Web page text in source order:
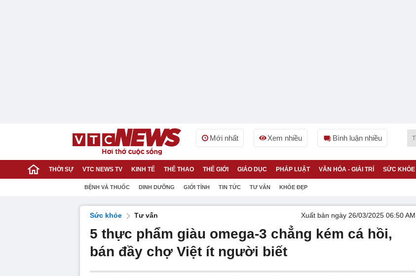
Mới nhất Xem nhiều Bình luận nhiều
THỜI SỰ VTC NEWS TV KINH TẾ THỂ THAO THẾ GIỚI GIÁO DỤC PHÁP LUẬT VĂN HÓA - GIẢI TRÍ SỨC KHỎE
BỆNH VÀ THUỐC DINH DƯỠNG GIỚI TÍNH TIN TỨC TƯ VẤN KHỎE ĐẸP
Sức khỏe Tư vấn Xuất bản ngày 26/03/2025 06:50 AM
5 thực phẩm giàu omega-3 chẳng kém cá hồi,
bán đầy chợ Việt ít người biết